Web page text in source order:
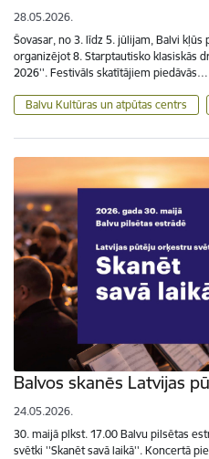
28.05.2026.
Šovasar, no 3. līdz 5. jūlijam, Balvi kļūs
organizējot 8. Starptautisko klasiskās
2026''. Festivāls skatītājiem piedāvās…
Balvu Kultūras un atpūtas centrs
Balvos skanēs Latvijas
24.05.2026.
30. maijā plkst. 17.00 Balvu pilsētas
svētki ''Skanēt savā laikā''. Koncertā